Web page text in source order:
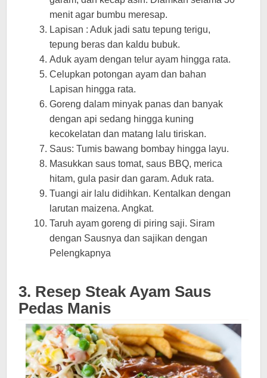
menit agar bumbu meresap.
Lapisan : Aduk jadi satu tepung terigu,
tepung beras dan kaldu bubuk.
Aduk ayam dengan telur ayam hingga rata.
Celupkan potongan ayam dan bahan
Lapisan hingga rata.
Goreng dalam minyak panas dan banyak
dengan api sedang hingga kuning
kecokelatan dan matang lalu tiriskan.
Saus: Tumis bawang bombay hingga layu.
Masukkan saus tomat, saus BBQ, merica
hitam, gula pasir dan garam. Aduk rata.
Tuangi air lalu didihkan. Kentalkan dengan
larutan maizena. Angkat.
Taruh ayam goreng di piring saji. Siram
dengan Sausnya dan sajikan dengan
Pelengkapnya
3. Resep Steak Ayam Saus
Pedas Manis